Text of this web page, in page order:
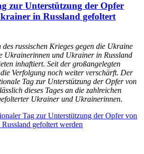
zur Unterstützung der Opfer
in Russland gefoltert
des russischen Krieges gegen die Ukraine
Ukrainerinnen und Ukrainer in Russland
inhaftiert. Seit der großangelegten
Verfolgung noch weiter verschärft. Der
Tag zur Unterstützung der Opfer von
dieses Tages an die zahlreichen
Ukrainer und Ukrainerinnen.
Tag zur Unterstützung der Opfer von
gefoltert werden